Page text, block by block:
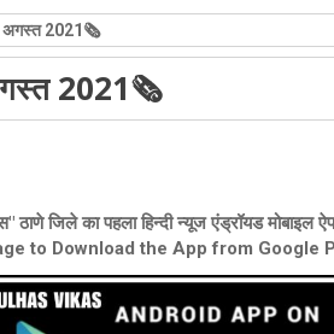
अगस्त 2021🗞
2021🗞
ठाणे जिले का पहला हिन्दी न्यूज एंड्रॉयड मोबाइल
to Download the App from Google